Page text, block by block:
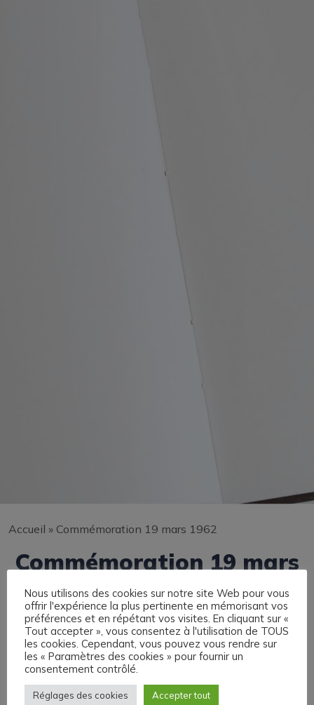
Accueil » Commémoration 19 mars 1962
Commémoration 19 mars
1962
Nous utilisons des cookies sur notre site Web pour vous
offrir l'expérience la plus pertinente en mémorisant vos
préférences et en répétant vos visites. En cliquant sur «
Tout accepter », vous consentez à l'utilisation de TOUS
les cookies. Cependant, vous pouvez vous rendre sur
les « Paramètres des cookies » pour fournir un
consentement contrôlé.
Réglages des cookies Accepter tout